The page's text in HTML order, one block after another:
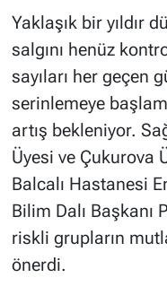
Yaklaşık bir yıldır
salgını henüz
sayıları her geçen
serinlemeye
artış bekleniyor.
Üyesi ve Çukurova
Balcalı Hastanesi
Bilim Dalı Başkanı
riskli grupların
önerdi.